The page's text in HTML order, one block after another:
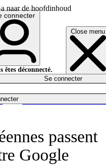
naar de hoofdinhoud
Close menu
connecter
êtes déconnecté.
Se connecter
passent
Google